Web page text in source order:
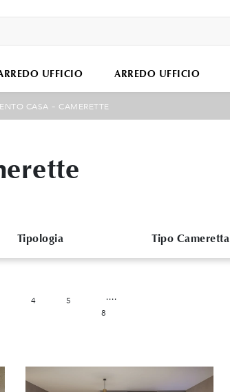
UFFICIO ARREDO UFFICIO
CASA - CAMERETTE
Tipologia Tipo Cameretta
4 5 ....
8